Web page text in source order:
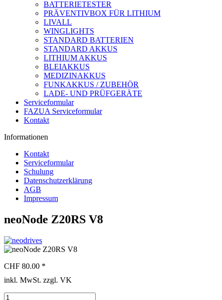
BATTERIETESTER
PRÄVENTIVBOX FÜR LITHIUM
LIVALL
WINGLIGHTS
STANDARD BATTERIEN
STANDARD AKKUS
LITHIUM AKKUS
BLEIAKKUS
MEDIZINAKKUS
FUNKAKKUS / ZUBEHÖR
LADE- UND PRÜFGERÄTE
Serviceformular
FAZUA Serviceformular
Kontakt
Informationen
Kontakt
Serviceformular
Schulung
Datenschutzerklärung
AGB
Impressum
neoNode Z20RS V8
CHF 80.00 *
inkl. MwSt. zzgl. VK